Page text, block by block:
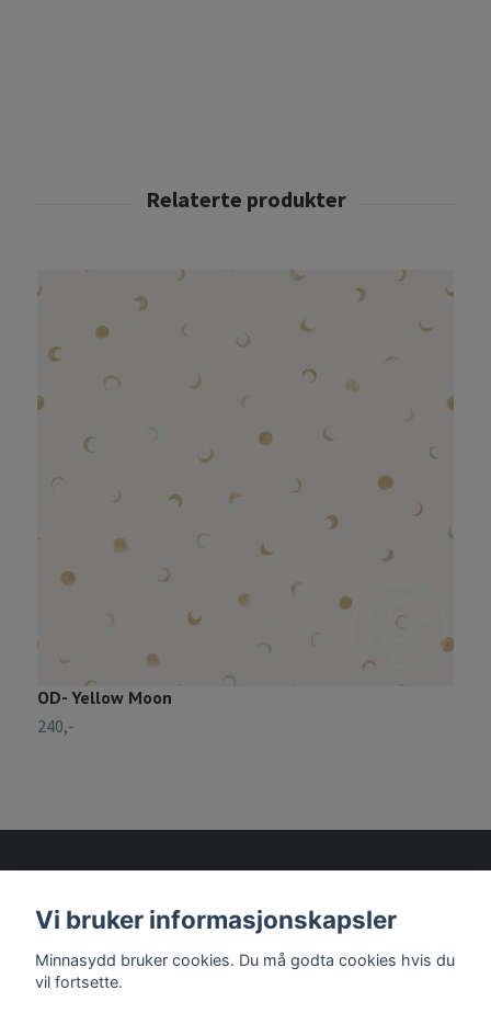
OD- Yellow Moon
240,-
Vi bruker informasjonskapsler
Minnasydd bruker cookies. Du må godta cookies hvis du
vil fortsette.